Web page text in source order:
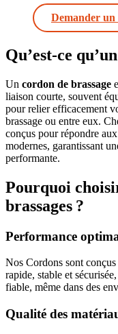
Demander un
Qu’est-ce
Un cordon de brassage
liaison courte, souvent
pour relier efficacement
brassage ou entre eux.
conçus pour répondre
modernes, garantissant
performante.
Pourquoi
brassages ?
Performance
Nos Cordons sont
rapide, stable et
fiable, même dans des
Qualité des